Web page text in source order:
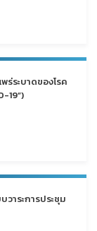
ร่ระบาดของโรค
19”)
าระการประชุม